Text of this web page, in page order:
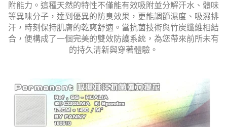
附能力。這種天然的特性不僅能有效吸附並分解汗水、體味
等異味分子，達到優異的防臭效果，更能調節濕度、吸濕排
汗，時刻保持肌膚的乾爽舒適。當抗菌技術與竹炭纖維相結
合，便構成了一個完美的雙效防護系統，為您帶來前所未有
的持久清新與穿著體驗。